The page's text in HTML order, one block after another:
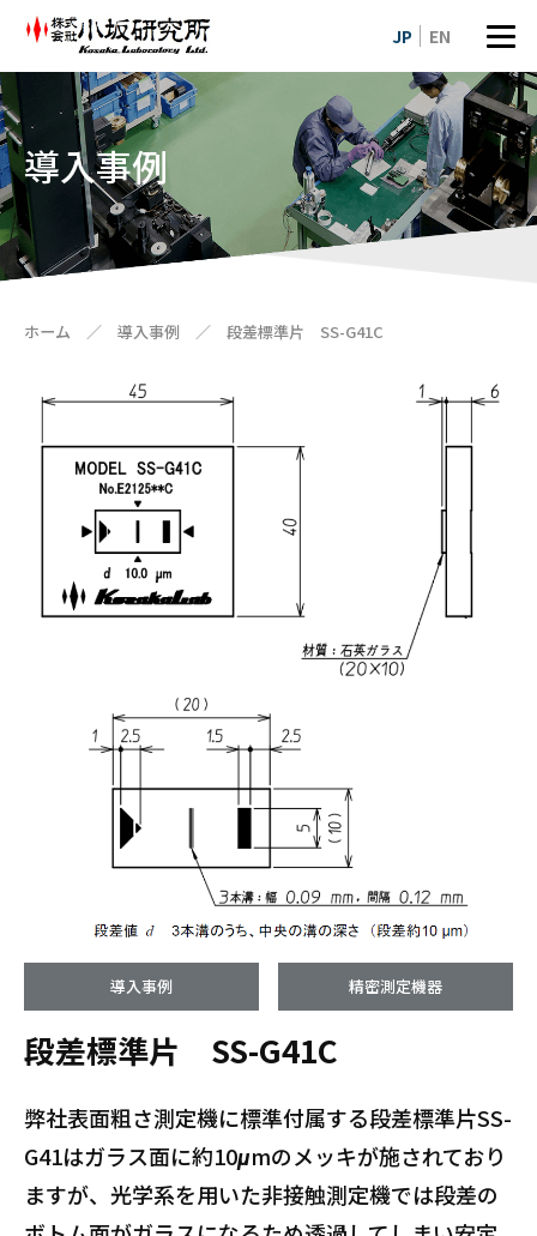
JP EN
導入事例
ホーム ／ 導入事例 ／ 段差標準片 SS-G41C
導入事例 精密測定機器
段差標準片 SS-G41C
弊社表面粗さ測定機に標準付属する段差標準片SS-
G41はガラス面に約10μmのメッキが施されており
ますが、光学系を用いた非接触測定機では段差の